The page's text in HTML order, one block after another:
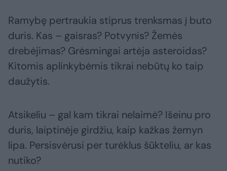
Ramybę pertraukia stiprus trenksmas į buto
duris. Kas – gaisras? Potvynis? Žemės
drebėjimas? Grėsmingai artėja asteroidas?
Kitomis aplinkybėmis tikrai nebūtų ko taip
daužytis.
Atsikeliu – gal kam tikrai nelaimė? Išeinu pro
duris, laiptinėje girdžiu, kaip kažkas žemyn
lipa. Persisvėrusi per turėklus šūkteliu, ar kas
nutiko?